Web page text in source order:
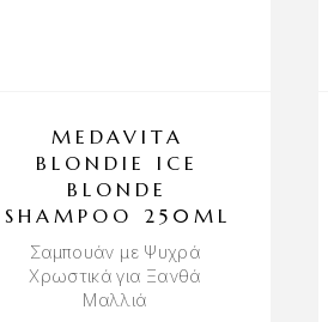
MEDAVITA
BLONDIE ICE
BLONDE
SHAMPOO 250ML
Σαμπουάν με Ψυχρά
Χρωστικά για Ξανθά
Μαλλιά